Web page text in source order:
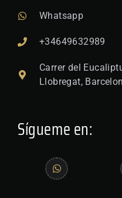
Whatsapp
+34649632989
Carrer del
Llobregat,
Sígueme en:
W
h
a
F
a
c